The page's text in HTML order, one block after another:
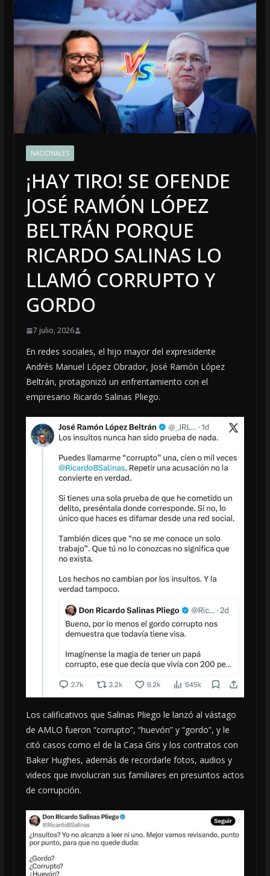
NACIONALES
¡HAY TIRO! SE OFENDE
JOSÉ RAMÓN LÓPEZ
BELTRÁN PORQUE
RICARDO SALINAS LO
LLAMÓ CORRUPTO Y
GORDO
7 julio, 2026
En redes sociales, el hijo mayor del expresidente
Andrés Manuel López Obrador, José Ramón López
Beltrán, protagonizó un enfrentamiento con el
empresario Ricardo Salinas Pliego.
Los calificativos que Salinas Pliego le lanzó al vástago
de AMLO fueron “corrupto”, “huevón” y “gordo”, y le
citó casos como el de la Casa Gris y los contratos con
Baker Hughes, además de recordarle fotos, audios y
videos que involucran sus familiares en presuntos actos
de corrupción.